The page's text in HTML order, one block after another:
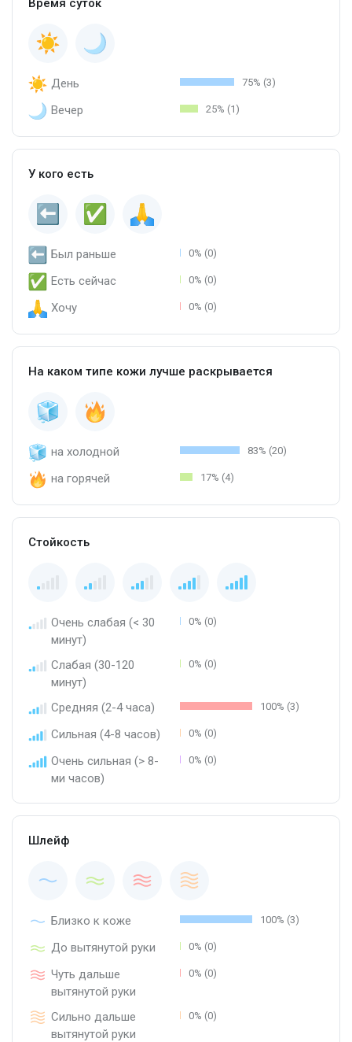
День 75% (3)
Вечер 25% (1)
У кого есть
Был раньше 0% (0)
Есть сейчас 0% (0)
Хочу 0% (0)
На каком типе кожи лучше раскрывается
на холодной 83% (20)
на горячей 17% (4)
Стойкость
Очень слабая (< 30
минут)
0% (0)
Слабая (30-120
минут)
0% (0)
Средняя (2-4 часа) 100% (3)
Сильная (4-8 часов) 0% (0)
Очень сильная (> 8-
ми часов)
0% (0)
Шлейф
Близко к коже 100% (3)
До вытянутой руки 0% (0)
Чуть дальше
вытянутой руки
0% (0)
Сильно дальше
вытянутой руки
0% (0)